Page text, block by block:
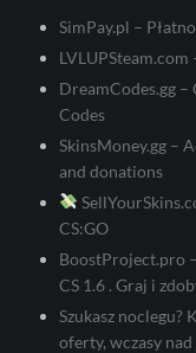
SimPay.pl –
DreamCodes.gg –
Codes
SkinsMoney.gg –
and donations
CS:GO
BoostProject.pro
CS 1.6 . Graj i
Szukasz noclegu?
oferty, wczasy